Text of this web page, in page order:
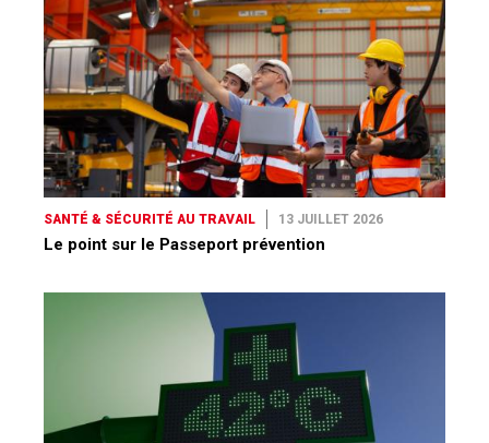
SANTÉ & SÉCURITÉ AU TRAVAIL 13 JUILLET 2026
Le point sur le Passeport prévention